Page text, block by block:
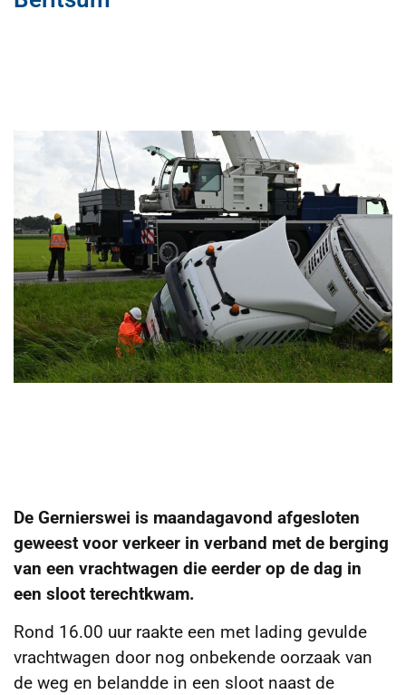
De Gernierswei is maandagavond afgesloten
geweest voor verkeer in verband met de berging
van een vrachtwagen die eerder op de dag in
een sloot terechtkwam.
Rond 16.00 uur raakte een met lading gevulde
vrachtwagen door nog onbekende oorzaak van
de weg en belandde in een sloot naast de